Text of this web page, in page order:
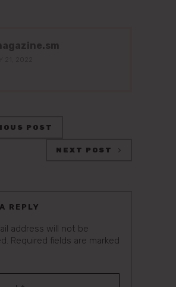
POST
NEXT POST
REPLY
address will not be
Required fields are marked